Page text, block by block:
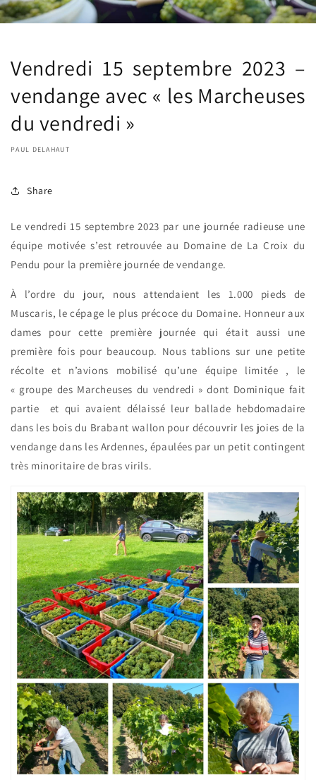
Vendredi 15 septembre 2023 –
vendange avec « les Marcheuses
du vendredi »
PAUL DELAHAUT
Share
Le vendredi 15 septembre 2023 par une journée radieuse une
équipe motivée s’est retrouvée au Domaine de La Croix du
Pendu pour la première journée de vendange.
À l’ordre du jour, nous attendaient les 1.000 pieds de
Muscaris, le cépage le plus précoce du Domaine. Honneur aux
dames pour cette première journée qui était aussi une
première fois pour beaucoup. Nous tablions sur une petite
récolte et n’avions mobilisé qu’une équipe limitée , le
« groupe des Marcheuses du vendredi » dont Dominique fait
partie et qui avaient délaissé leur ballade hebdomadaire
dans les bois du Brabant wallon pour découvrir les joies de la
vendange dans les Ardennes, épaulées par un petit contingent
très minoritaire de bras virils.